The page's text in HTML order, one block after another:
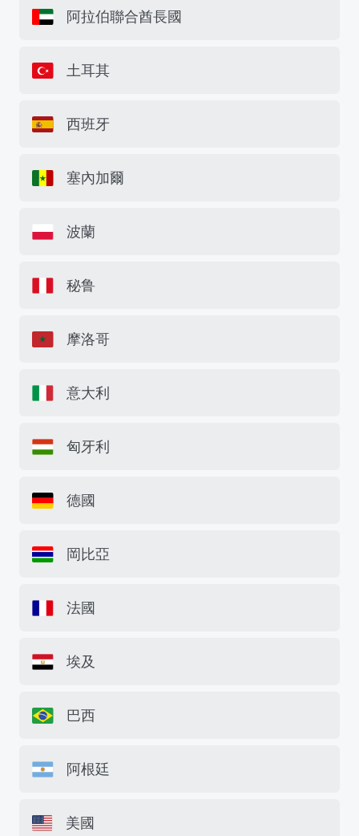
阿拉伯聯合酋長國
土耳其
西班牙
塞內加爾
波蘭
秘鲁
摩洛哥
意大利
匈牙利
德國
岡比亞
法國
埃及
巴西
阿根廷
美國